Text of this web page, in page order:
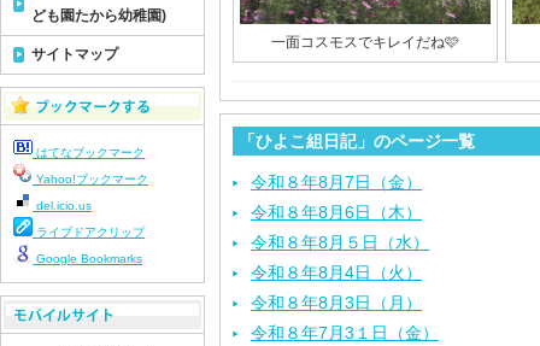
一面コスモスでキレイだね🩷
「ひよこ組日記」のページ一覧
令和８年8月7日（金）
令和８年8月6日（木）
令和８年8月５日（水）
令和８年8月4日（火）
令和８年8月3日（月）
令和８年7月3１日（金）
ども園たから幼稚園)
サイトマップ
はてなブックマーク
Yahoo!ブックマーク
del.icio.us
ライブドアクリップ
Google Bookmarks